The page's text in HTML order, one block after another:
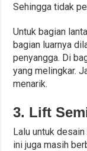
Sehingga tidak
Untuk bagian
bagian luarnya
penyangga. Di
yang melingkar.
menarik.
3. Lift
Lalu untuk
ini juga masih